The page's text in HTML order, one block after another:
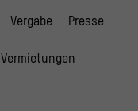
Vergabe Presse
Vermietungen